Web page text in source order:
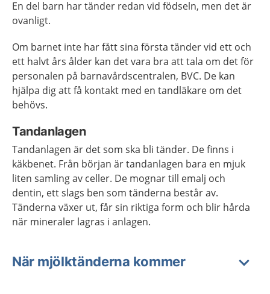
En del barn har tänder redan vid födseln, men det är
ovanligt.
Om barnet inte har fått sina första tänder vid ett och
ett halvt års ålder kan det vara bra att tala om det för
personalen på barnavårdscentralen, BVC. De kan
hjälpa dig att få kontakt med en tandläkare om det
behövs.
Tandanlagen
Tandanlagen är det som ska bli tänder. De finns i
käkbenet. Från början är tandanlagen bara en mjuk
liten samling av celler. De mognar till emalj och
dentin, ett slags ben som tänderna består av.
Tänderna växer ut, får sin riktiga form och blir hårda
när mineraler lagras i anlagen.
När mjölktänderna kommer